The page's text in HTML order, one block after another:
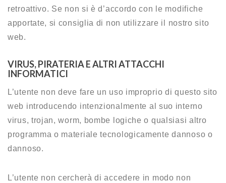
retroattivo. Se non si è d’accordo con le modifiche
apportate, si consiglia di non utilizzare il nostro sito
web.
VIRUS, PIRATERIA E ALTRI ATTACCHI
INFORMATICI
L’utente non deve fare un uso improprio di questo sito
web introducendo intenzionalmente al suo interno
virus, trojan, worm, bombe logiche o qualsiasi altro
programma o materiale tecnologicamente dannoso o
dannoso.
L’utente non cercherà di accedere in modo non